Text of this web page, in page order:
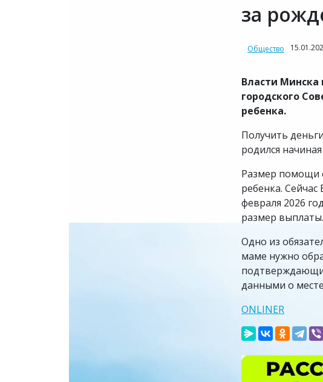
за
Общество
Власти
городского
ребенка.
Получить
родился
Размер помощи
ребенка.
февраля 2026
размер выплаты.
Одно из
маме нужно
данными о
ONLINER